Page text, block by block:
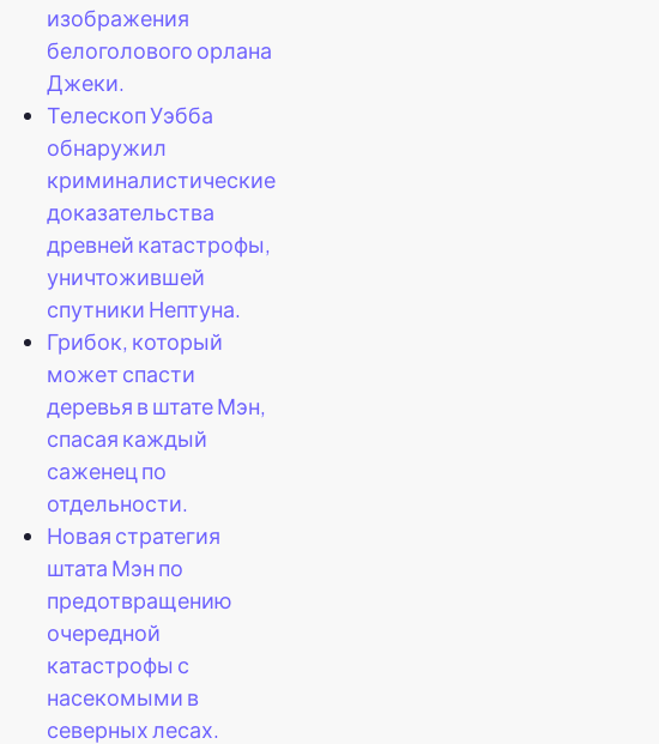
изображения
белоголового орлана
Джеки.
Телескоп Уэбба
обнаружил
криминалистические
доказательства
древней катастрофы,
уничтожившей
спутники Нептуна.
Грибок, который
может спасти
деревья в штате Мэн,
спасая каждый
саженец по
отдельности.
Новая стратегия
штата Мэн по
предотвращению
очередной
катастрофы с
насекомыми в
северных лесах.